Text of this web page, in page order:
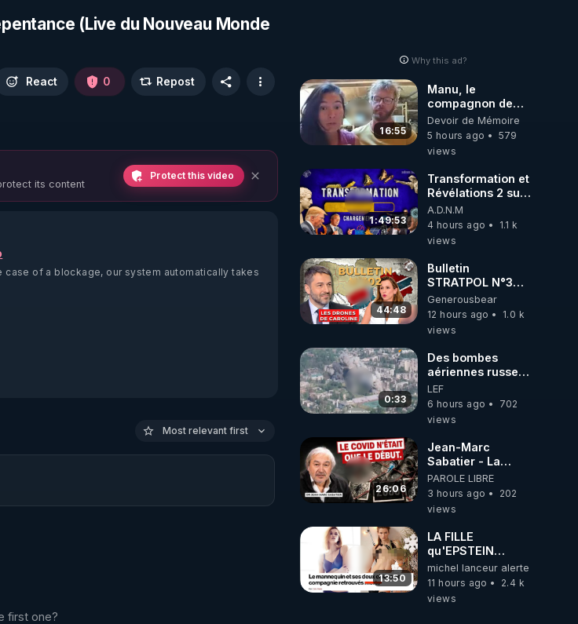
(Live du Nouveau Monde
React 0 Repost
its content
Protect this video
case of a blockage, our system automatically takes
Most relevant first
first one?
Why this ad?
16:55
Manu, le
compagnon de
Kyria, raconte sa
garde à vue
musclée.
Devoir de Mémoire
5 hours ago
579
views
1:49:53
Transformation et
Révélations 2 sur
2 - live du
07/08/26
A.D.N.M
4 hours ago
1.1 k
views
44:48
Bulletin
STRATPOL N°302.
Armée des
drones, MS-21 en
série, missiles
07.08.2026.
Generousbear
12 hours ago
1.0 k
views
0:33
Des bombes
aériennes russes
anéantissent les
centres de
contrôle de
brigades
ukrainienne
LEF
6 hours ago
702
views
26:06
Jean-Marc
Sabatier - La
Covid-19 n'a été
que le début -
L'ARN messager
PAROLE LIBRE
3 hours ago
202
views
13:50
LA FILLE
qu'EPSTEIN
VOULAIT CACHER
michel lanceur alerte
11 hours ago
2.4 k
views